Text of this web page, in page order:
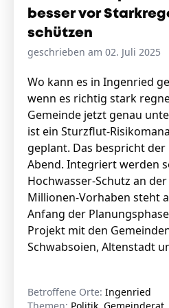
besser vor
schützen
geschrieben am 02. Juli 2025
Wo kann es in Ingenried
wenn es richtig stark
Gemeinde jetzt genau
ist ein Sturzflut-
geplant. Das bespricht
Abend. Integriert werden
Hochwasser-Schutz an
Millionen-Vorhaben steht
Anfang der
Projekt mit den
Schwabsoien, Altenstadt
Betroffene Orte: Ingenried